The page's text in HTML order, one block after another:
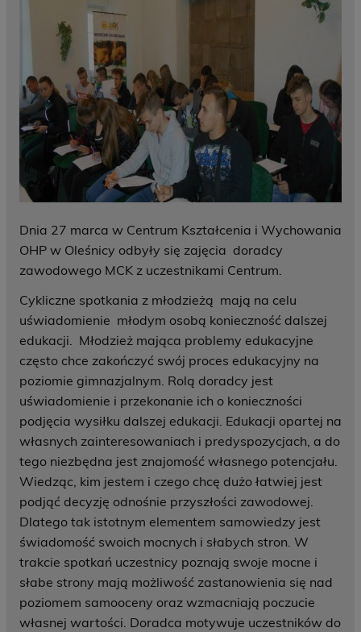
Dnia 27 marca w Centrum Kształcenia i Wychowania
OHP w Oleśnicy odbyły się zajęcia doradcy
zawodowego MCK z uczestnikami Centrum.
Cykliczne spotkania z młodzieżą mają na celu
uświadomienie młodym osobą konieczność dalszej
edukacji. Młodzież mająca problemy edukacyjne
często chce zakończyć swój proces edukacyjny na
poziomie gimnazjalnym. Rolą doradcy jest
uświadomienie i przekonanie ich o konieczności
podjęcia wysiłku dalszej edukacji. Edukacji opartej na
własnych zainteresowaniach i predyspozycjach, a do
tego niezbędna jest znajomość własnego potencjału.
Wiedząc, kim jestem i czego chcę dużo łatwiej jest
podjąć decyzję odnośnie przyszłości zawodowej.
Dlatego tak istotnym elementem samowiedzy jest
świadomość swoich mocnych i słabych stron. W
trakcie spotkań uczestnicy poznają swoje mocne i
słabe strony mają możliwość zastanowienia się nad
poziomem samooceny oraz wzmacniają poczucie
własnej wartości. Doradca motywuje uczestników do